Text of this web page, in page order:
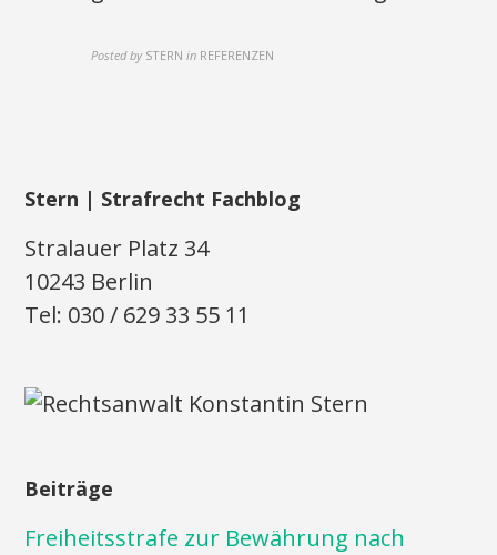
Posted by STERN in REFERENZEN
Stern | Strafrecht Fachblog
Stralauer Platz 34
10243 Berlin
Tel: 030 / 629 33 55 11
Beiträge
Freiheitsstrafe zur Bewährung nach